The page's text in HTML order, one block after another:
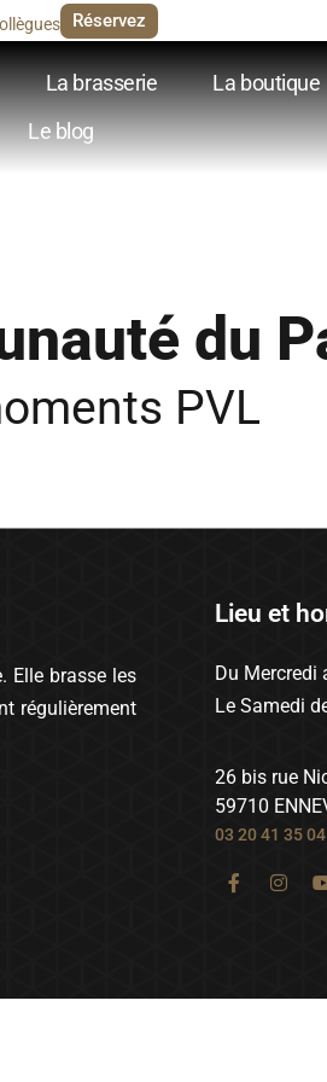
Réservez
La brasserie
La boutique
Le blog
du
PVL
Elle brasse les
régulièrement
Lieu et
Du Mercredi
Le Samedi
26 bis rue
59710
03 20 41 35 04